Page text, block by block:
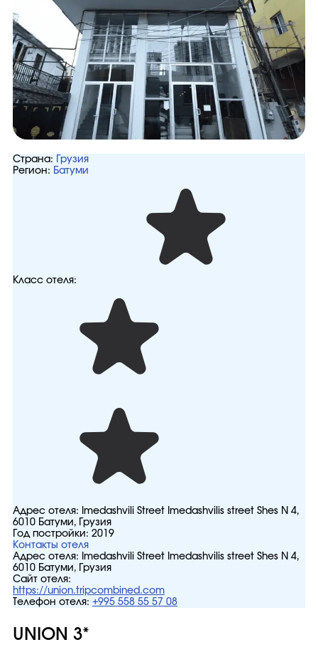
Страна:
Грузия
Регион: Батуми
Класс отеля:
Адрес отеля: Imedashvili Street Imedashvilis street Shes N 4,
6010 Батуми, Грузия
Год постройки: 2019
Контакты отеля
Адрес отеля: Imedashvili Street Imedashvilis street Shes N 4,
6010 Батуми, Грузия
Сайт отеля:
https://union.tripcombined.com
Телефон отеля: +995 558 55 57 08
UNION 3*